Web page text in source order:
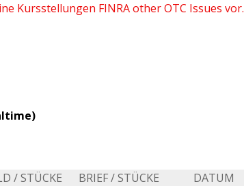
Kursstellungen FINRA other OTC Issues vor.
/ STÜCKE BRIEF / STÜCKE DATUM